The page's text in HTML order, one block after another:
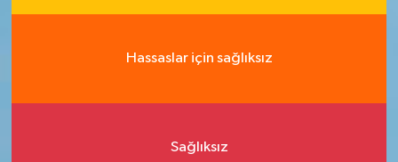
Hassaslar için sağlıksız
Sağlıksız